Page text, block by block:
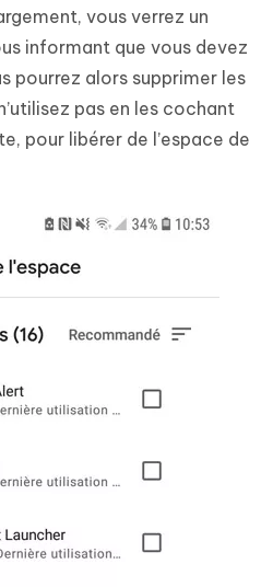
vous verrez un
informant que vous devez
pourrez alors supprimer les
pas en les cochant
pour libérer de l’espace de